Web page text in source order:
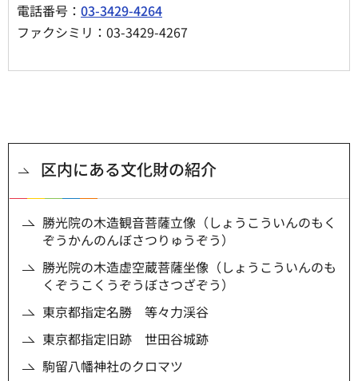
電話番号： 03-3429-4264
ファクシミリ：03-3429-4267
区内にある文化財の紹介
勝光院の木造観音菩薩立像（しょうこういんのもく
ぞうかんのんぼさつりゅうぞう）
勝光院の木造虚空蔵菩薩坐像（しょうこういんのも
くぞうこくうぞうぼさつざぞう）
東京都指定名勝 等々力渓谷
東京都指定旧跡 世田谷城跡
駒留八幡神社のクロマツ